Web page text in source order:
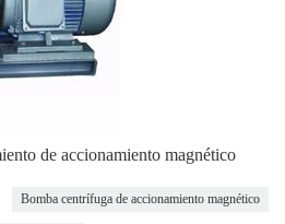
de accionamiento magnético
Bomba centrífuga de accionamiento magnético